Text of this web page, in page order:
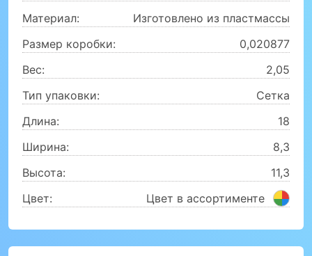
Материал:
Изготовлено из пластмассы
Размер коробки:
0,020877
Вес:
2,05
Тип упаковки:
Сетка
Длина:
18
Ширина:
8,3
Высота:
11,3
Цвет:
Цвет в ассортименте